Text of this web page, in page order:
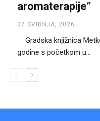
aromaterapije“
27 SVIBNJA, 2026
godine s početkom u...